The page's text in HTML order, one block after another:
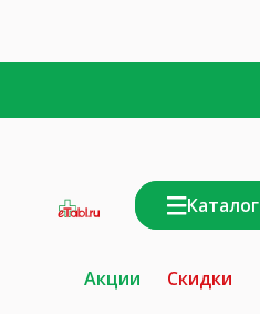
Каталог
Акции Скидки